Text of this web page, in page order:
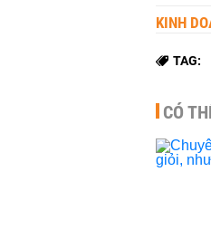
KINH
TAG:
CÓ